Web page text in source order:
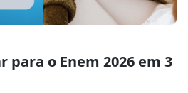
para o Enem 2026 em 3